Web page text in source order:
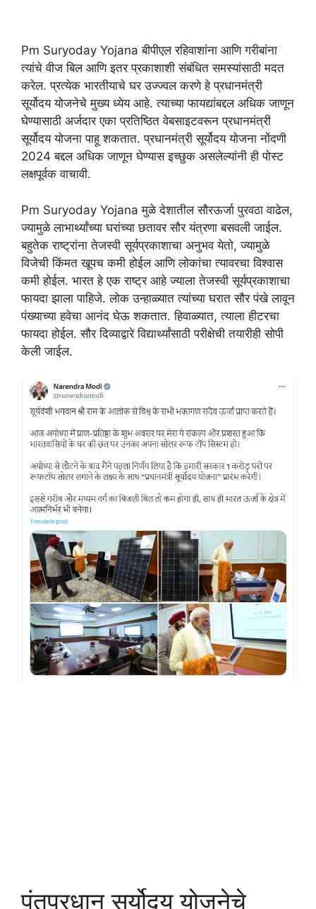
Pm Suryoday Yojana बीपीएल रहिवाशांना आणि गरीबांना
त्यांचे वीज बिल आणि इतर प्रकाशाशी संबंधित समस्यांसाठी मदत
करेल. प्रत्येक भारतीयाचे घर उज्ज्वल करणे हे प्रधानमंत्री
सूर्योदय योजनेचे मुख्य ध्येय आहे. त्याच्या फायद्यांबद्दल अधिक जाणून
घेण्यासाठी अर्जदार एका प्रतिष्ठित वेबसाइटवरून प्रधानमंत्री
सूर्योदय योजना पाहू शकतात. प्रधानमंत्री सूर्योदय योजना नोंदणी
2024 बद्दल अधिक जाणून घेण्यास इच्छुक असलेल्यांनी ही पोस्ट
लक्षपूर्वक वाचावी.
Pm Suryoday Yojana मुळे देशातील सौरऊर्जा पुरवठा वाढेल,
ज्यामुळे लाभार्थ्यांच्या घरांच्या छतावर सौर यंत्रणा बसवली जाईल.
बहुतेक राष्ट्रांना तेजस्वी सूर्यप्रकाशाचा अनुभव येतो, ज्यामुळे
विजेची किंमत खूपच कमी होईल आणि लोकांचा त्यावरचा विश्वास
कमी होईल. भारत हे एक राष्ट्र आहे ज्याला तेजस्वी सूर्यप्रकाशाचा
फायदा झाला पाहिजे. लोक उन्हाळ्यात त्यांच्या घरात सौर पंखे लावून
पंख्याच्या हवेचा आनंद घेऊ शकतात. हिवाळ्यात, त्याला हीटरचा
फायदा होईल. सौर दिव्याद्वारे विद्यार्थ्यांसाठी परीक्षेची तयारीही सोपी
केली जाईल.
पंतप्रधान सूर्योदय योजनेचे